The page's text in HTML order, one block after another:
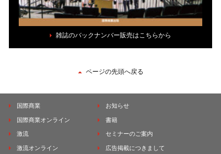
雑誌のバックナンバー販売はこちらから
ページの先頭へ戻る
国際商業
国際商業オンライン
激流
激流オンライン
お知らせ
書籍
セミナーのご案内
広告掲載につきまして